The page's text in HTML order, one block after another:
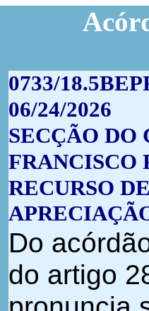
0733/
06/24/2026
SECÇÃO DO
FRANCISCO
RECURSO
Do
do artigo